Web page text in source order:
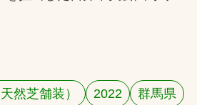
然芝舗装）
2022
群馬県